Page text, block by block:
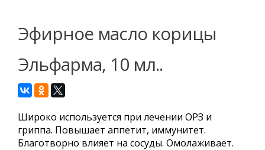
Эфирное масло корицы
Эльфарма, 10 мл..
Широко используется при лечении ОРЗ и
гриппа. Повышает аппетит, иммунитет.
Благотворно влияет на сосуды. Омолаживает.